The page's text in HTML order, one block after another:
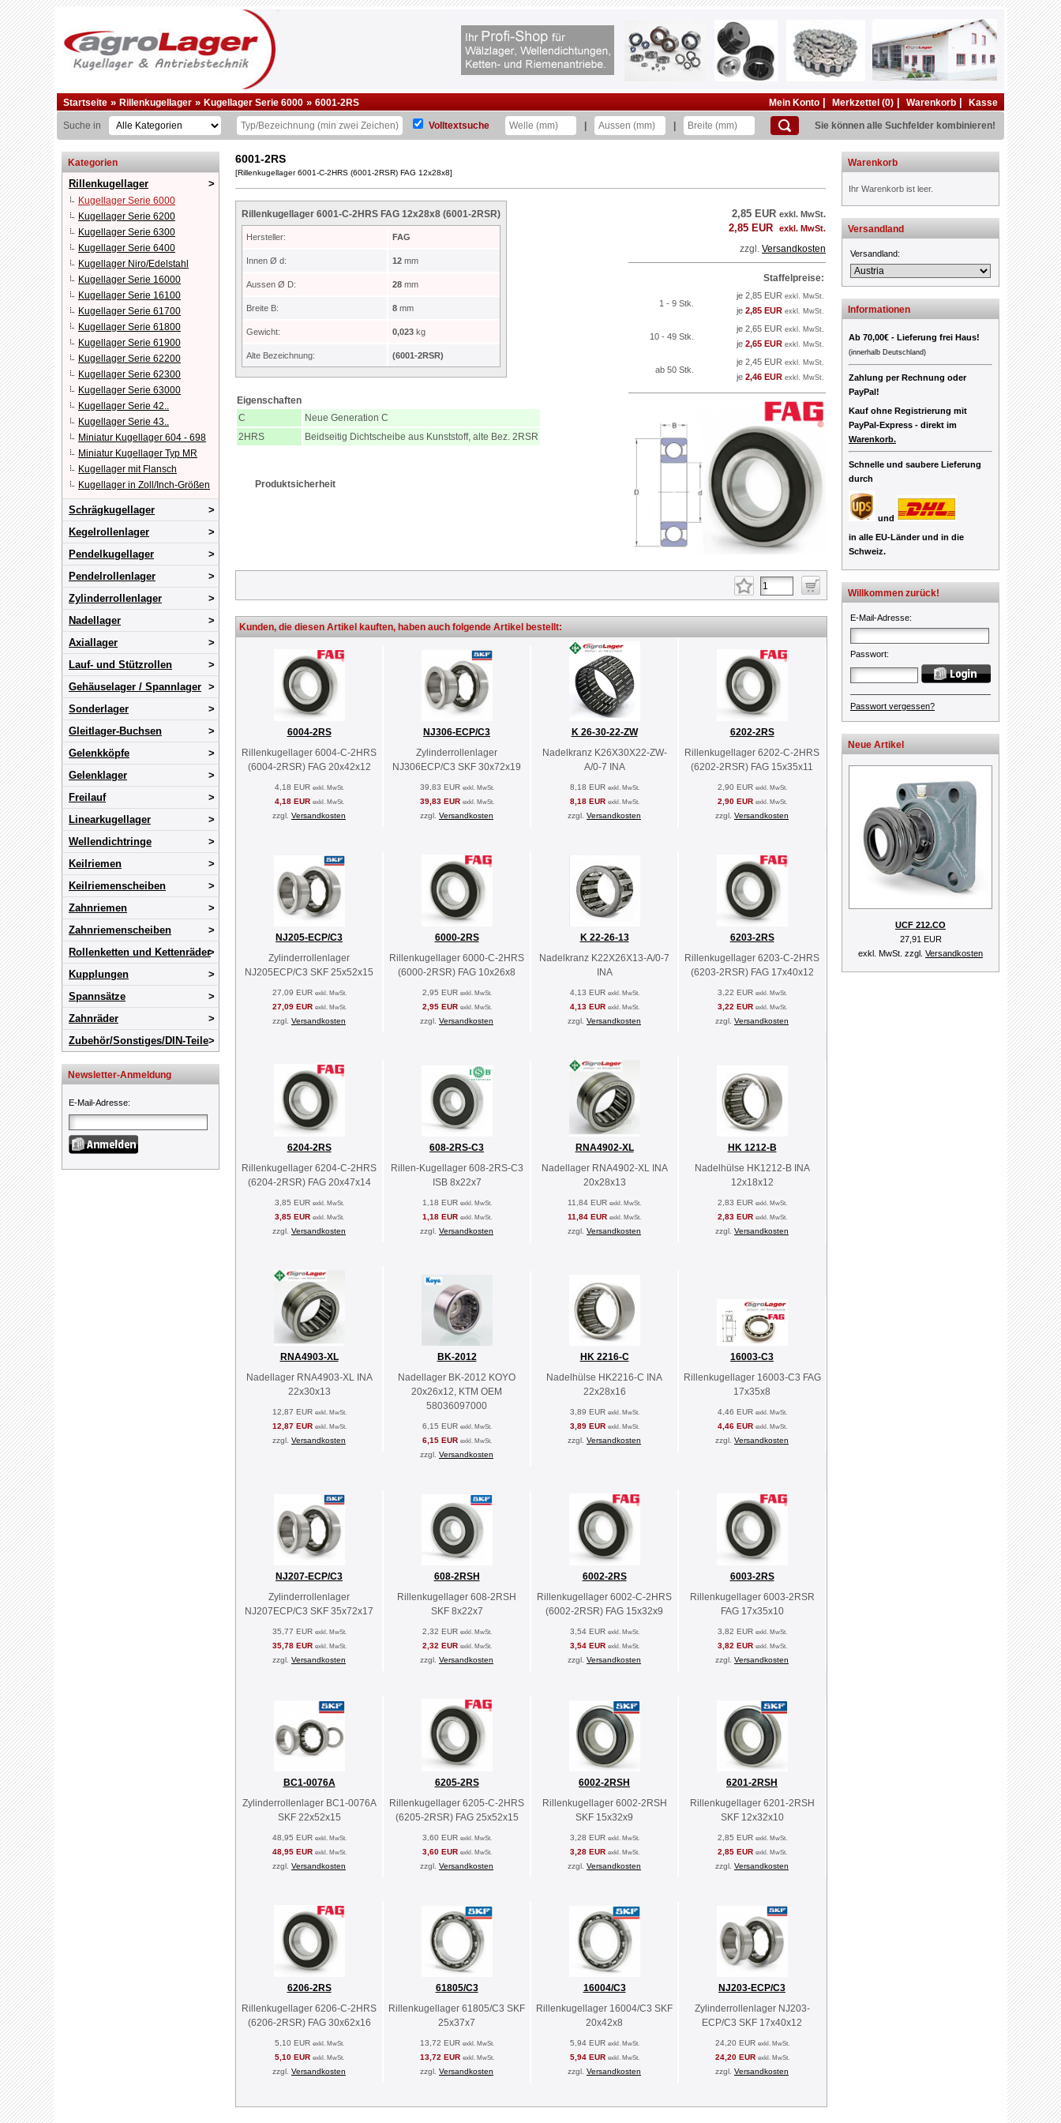
Startseite » Rillenkugellager » Kugellager Serie 6000 » 6001-2RS Mein Konto Merkzettel (0) Warenkorb Kasse
Suche in Volltextsuche Sie können alle Suchfelder kombinieren!
Kategorien
Rillenkugellager
Kugellager Serie 6000
Kugellager Serie 6200
Kugellager Serie 6300
Kugellager Serie 6400
Kugellager Niro/Edelstahl
Kugellager Serie 16000
Kugellager Serie 16100
Kugellager Serie 61700
Kugellager Serie 61800
Kugellager Serie 61900
Kugellager Serie 62200
Kugellager Serie 62300
Kugellager Serie 63000
Kugellager Serie 42..
Kugellager Serie 43..
Miniatur Kugellager 604 - 698
Miniatur Kugellager Typ MR
Kugellager mit Flansch
Kugellager in Zoll/Inch-Größen
Schrägkugellager
Kegelrollenlager
Pendelkugellager
Pendelrollenlager
Zylinderrollenlager
Nadellager
Axiallager
Lauf- und Stützrollen
Gehäuselager / Spannlager
Sonderlager
Gleitlager-Buchsen
Gelenkköpfe
Gelenklager
Freilauf
Linearkugellager
Wellendichtringe
Keilriemen
Keilriemenscheiben
Zahnriemen
Zahnriemenscheiben
Rollenketten und Kettenräder
Kupplungen
Spannsätze
Zahnräder
Zubehör/Sonstiges/DIN-Teile
Newsletter-Anmeldung
E-Mail-Adresse:
6001-2RS
[Rillenkugellager 6001-C-2HRS (6001-2RSR) FAG 12x28x8]
Rillenkugellager 6001-C-2HRS FAG 12x28x8 (6001-2RSR)
Hersteller: FAG
Innen Ø d: 12 mm
Aussen Ø D: 28 mm
Breite B: 8 mm
Gewicht: 0,023 kg
Alte Bezeichnung: (6001-2RSR)
Eigenschaften
C
Neue Generation C
2HRS
Beidseitig Dichtscheibe aus Kunststoff, alte Bez. 2RSR
Produktsicherheit
2,85 EUR exkl. MwSt.
2,85 EUR exkl. MwSt.
zzgl. Versandkosten
Staffelpreise:
1 - 9 Stk.
je 2,85 EUR exkl. MwSt.
je 2,85 EUR exkl. MwSt.
10 - 49 Stk.
je 2,65 EUR exkl. MwSt.
je 2,65 EUR exkl. MwSt.
ab 50 Stk.
je 2,45 EUR exkl. MwSt.
je 2,46 EUR exkl. MwSt.
Kunden, die diesen Artikel kauften, haben auch folgende Artikel bestellt:
6004-2RS
Rillenkugellager 6004-C-2HRS
(6004-2RSR) FAG 20x42x12
4,18 EUR exkl. MwSt.
4,18 EUR exkl. MwSt.
zzgl. Versandkosten
NJ306-ECP/C3
Zylinderrollenlager
NJ306ECP/C3 SKF 30x72x19
39,83 EUR exkl. MwSt.
39,83 EUR exkl. MwSt.
zzgl. Versandkosten
K 26-30-22-ZW
Nadelkranz K26X30X22-ZW-
A/0-7 INA
8,18 EUR exkl. MwSt.
8,18 EUR exkl. MwSt.
zzgl. Versandkosten
6202-2RS
Rillenkugellager 6202-C-2HRS
(6202-2RSR) FAG 15x35x11
2,90 EUR exkl. MwSt.
2,90 EUR exkl. MwSt.
zzgl. Versandkosten
NJ205-ECP/C3
Zylinderrollenlager
NJ205ECP/C3 SKF 25x52x15
27,09 EUR exkl. MwSt.
27,09 EUR exkl. MwSt.
zzgl. Versandkosten
6000-2RS
Rillenkugellager 6000-C-2HRS
(6000-2RSR) FAG 10x26x8
2,95 EUR exkl. MwSt.
2,95 EUR exkl. MwSt.
zzgl. Versandkosten
K 22-26-13
Nadelkranz K22X26X13-A/0-7
INA
4,13 EUR exkl. MwSt.
4,13 EUR exkl. MwSt.
zzgl. Versandkosten
6203-2RS
Rillenkugellager 6203-C-2HRS
(6203-2RSR) FAG 17x40x12
3,22 EUR exkl. MwSt.
3,22 EUR exkl. MwSt.
zzgl. Versandkosten
6204-2RS
Rillenkugellager 6204-C-2HRS
(6204-2RSR) FAG 20x47x14
3,85 EUR exkl. MwSt.
3,85 EUR exkl. MwSt.
zzgl. Versandkosten
608-2RS-C3
Rillen-Kugellager 608-2RS-C3
ISB 8x22x7
1,18 EUR exkl. MwSt.
1,18 EUR exkl. MwSt.
zzgl. Versandkosten
RNA4902-XL
Nadellager RNA4902-XL INA
20x28x13
11,84 EUR exkl. MwSt.
11,84 EUR exkl. MwSt.
zzgl. Versandkosten
HK 1212-B
Nadelhülse HK1212-B INA
12x18x12
2,83 EUR exkl. MwSt.
2,83 EUR exkl. MwSt.
zzgl. Versandkosten
RNA4903-XL
Nadellager RNA4903-XL INA
22x30x13
12,87 EUR exkl. MwSt.
12,87 EUR exkl. MwSt.
zzgl. Versandkosten
BK-2012
Nadellager BK-2012 KOYO
20x26x12, KTM OEM
58036097000
6,15 EUR exkl. MwSt.
6,15 EUR exkl. MwSt.
zzgl. Versandkosten
HK 2216-C
Nadelhülse HK2216-C INA
22x28x16
3,89 EUR exkl. MwSt.
3,89 EUR exkl. MwSt.
zzgl. Versandkosten
16003-C3
Rillenkugellager 16003-C3 FAG
17x35x8
4,46 EUR exkl. MwSt.
4,46 EUR exkl. MwSt.
zzgl. Versandkosten
NJ207-ECP/C3
Zylinderrollenlager
NJ207ECP/C3 SKF 35x72x17
35,77 EUR exkl. MwSt.
35,78 EUR exkl. MwSt.
zzgl. Versandkosten
608-2RSH
Rillenkugellager 608-2RSH
SKF 8x22x7
2,32 EUR exkl. MwSt.
2,32 EUR exkl. MwSt.
zzgl. Versandkosten
6002-2RS
Rillenkugellager 6002-C-2HRS
(6002-2RSR) FAG 15x32x9
3,54 EUR exkl. MwSt.
3,54 EUR exkl. MwSt.
zzgl. Versandkosten
6003-2RS
Rillenkugellager 6003-2RSR
FAG 17x35x10
3,82 EUR exkl. MwSt.
3,82 EUR exkl. MwSt.
zzgl. Versandkosten
BC1-0076A
Zylinderrollenlager BC1-0076A
SKF 22x52x15
48,95 EUR exkl. MwSt.
48,95 EUR exkl. MwSt.
zzgl. Versandkosten
6205-2RS
Rillenkugellager 6205-C-2HRS
(6205-2RSR) FAG 25x52x15
3,60 EUR exkl. MwSt.
3,60 EUR exkl. MwSt.
zzgl. Versandkosten
6002-2RSH
Rillenkugellager 6002-2RSH
SKF 15x32x9
3,28 EUR exkl. MwSt.
3,28 EUR exkl. MwSt.
zzgl. Versandkosten
6201-2RSH
Rillenkugellager 6201-2RSH
SKF 12x32x10
2,85 EUR exkl. MwSt.
2,85 EUR exkl. MwSt.
zzgl. Versandkosten
6206-2RS
Rillenkugellager 6206-C-2HRS
(6206-2RSR) FAG 30x62x16
5,10 EUR exkl. MwSt.
5,10 EUR exkl. MwSt.
zzgl. Versandkosten
61805/C3
Rillenkugellager 61805/C3 SKF
25x37x7
13,72 EUR exkl. MwSt.
13,72 EUR exkl. MwSt.
zzgl. Versandkosten
16004/C3
Rillenkugellager 16004/C3 SKF
20x42x8
5,94 EUR exkl. MwSt.
5,94 EUR exkl. MwSt.
zzgl. Versandkosten
NJ203-ECP/C3
Zylinderrollenlager NJ203-
ECP/C3 SKF 17x40x12
24,20 EUR exkl. MwSt.
24,20 EUR exkl. MwSt.
zzgl. Versandkosten
Warenkorb
Ihr Warenkorb ist leer.
Versandland
Versandland:
Informationen
Ab 70,00€ - Lieferung frei Haus!
(innerhalb Deutschland)
Zahlung per Rechnung oder
PayPal!
Kauf ohne Registrierung mit
PayPal-Express - direkt im
Warenkorb.
Schnelle und saubere Lieferung
durch
und
in alle EU-Länder und in die
Schweiz.
Willkommen zurück!
E-Mail-Adresse:
Passwort:
Passwort vergessen?
Neue Artikel
UCF 212.CO
27,91 EUR
exkl. MwSt. zzgl. Versandkosten